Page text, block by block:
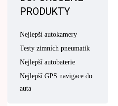
PRODUKTY
Nejlepší autokamery
Testy zimních pneumatik
Nejlepší autobaterie
Nejlepší GPS navigace do
auta